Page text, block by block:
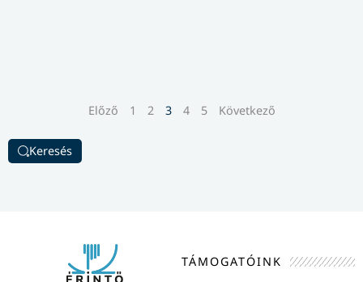
Előző 1 2 3 4 5 Következő
Keresés
TÁMOGATÓINK